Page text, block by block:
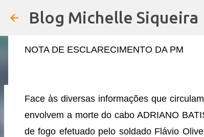
Blog Michelle Siqueira
URGENTE: 13° DOS
POLICIAL EM SERVIÇO
em21:04
NOTA DE ESCLARECIMENTO DA PM
Face às diversas informações que
envolvem a morte do cabo ADRIANO
de fogo efetuado pelo soldado Flávio